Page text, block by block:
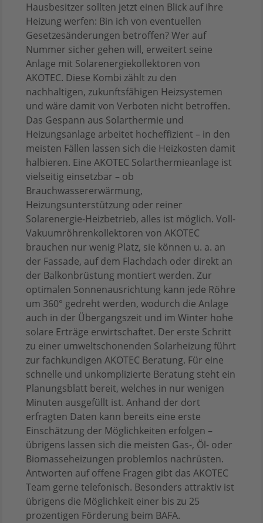
Hausbesitzer sollten jetzt einen Blick auf ihre
Heizung werfen: Bin ich von eventuellen
Gesetzesänderungen betroffen? Wer auf
Nummer sicher gehen will, erweitert seine
Anlage mit Solarenergiekollektoren von
AKOTEC. Diese Kombi zählt zu den
nachhaltigen, zukunftsfähigen Heizsystemen
und wäre damit von Verboten nicht betroffen.
Das Gespann aus Solarthermie und
Heizungsanlage arbeitet hocheffizient – in den
meisten Fällen lassen sich die Heizkosten damit
halbieren. Eine AKOTEC Solarthermieanlage ist
vielseitig einsetzbar – ob
Brauchwassererwärmung,
Heizungsunterstützung oder reiner
Solarenergie-Heizbetrieb, alles ist möglich. Voll-
Vakuumröhrenkollektoren von AKOTEC
brauchen nur wenig Platz, sie können u. a. an
der Fassade, auf dem Flachdach oder direkt an
der Balkonbrüstung montiert werden. Zur
optimalen Sonnenausrichtung kann jede Röhre
um 360° gedreht werden, wodurch die Anlage
auch in der Übergangszeit und im Winter hohe
solare Erträge erwirtschaftet. Der erste Schritt
zu einer umweltschonenden Solarheizung führt
zur fachkundigen AKOTEC Beratung. Für eine
schnelle und unkomplizierte Beratung steht ein
Planungsblatt bereit, welches in nur wenigen
Minuten ausgefüllt ist. Anhand der dort
erfragten Daten kann bereits eine erste
Einschätzung der Möglichkeiten erfolgen –
übrigens lassen sich die meisten Gas-, Öl- oder
Biomasseheizungen problemlos nachrüsten.
Antworten auf offene Fragen gibt das AKOTEC
Team gerne telefonisch. Besonders attraktiv ist
übrigens die Möglichkeit einer bis zu 25
prozentigen Förderung beim BAFA.